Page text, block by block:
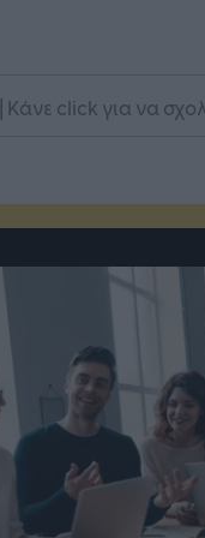
| Κάνε click για να